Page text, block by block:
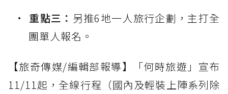
重點三： 另推6地一人旅行企劃，主打全
團單人報名。
【旅奇傳媒/編輯部報導】「何時旅遊」宣布
11/11起，全線行程（國內及輕裝上陣系列除